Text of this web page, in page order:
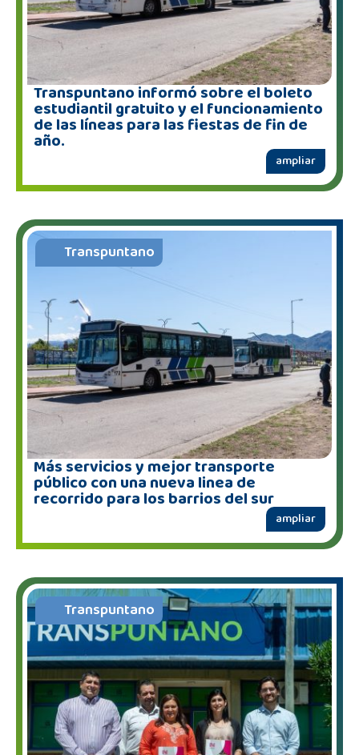
Transpuntano informó sobre el boleto
estudiantil gratuito y el funcionamiento
de las líneas para las fiestas de fin de
año.
ampliar
Transpuntano
Más servicios y mejor transporte
público con una nueva linea de
recorrido para los barrios del sur
ampliar
Transpuntano